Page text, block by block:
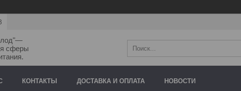
сферы
КОНТАКТЫ ДОСТАВКА И ОПЛАТА НОВОСТИ